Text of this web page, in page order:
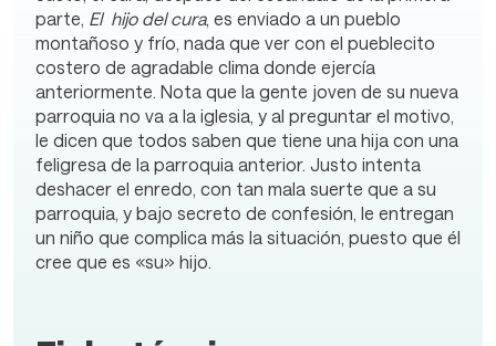
parte, El hijo del cura, es enviado a un pueblo
montañoso y frío, nada que ver con el pueblecito
costero de agradable clima donde ejercía
anteriormente. Nota que la gente joven de su nueva
parroquia no va a la iglesia, y al preguntar el motivo,
le dicen que todos saben que tiene una hija con una
feligresa de la parroquia anterior. Justo intenta
deshacer el enredo, con tan mala suerte que a su
parroquia, y bajo secreto de confesión, le entregan
un niño que complica más la situación, puesto que él
cree que es «su» hijo.